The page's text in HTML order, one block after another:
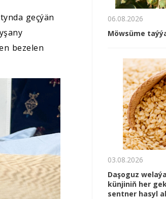
geçýän
bezelen
06.08.2026
Möwsüme
03.08.2026
Daşoguz
künjiniň her
sentner hasyl